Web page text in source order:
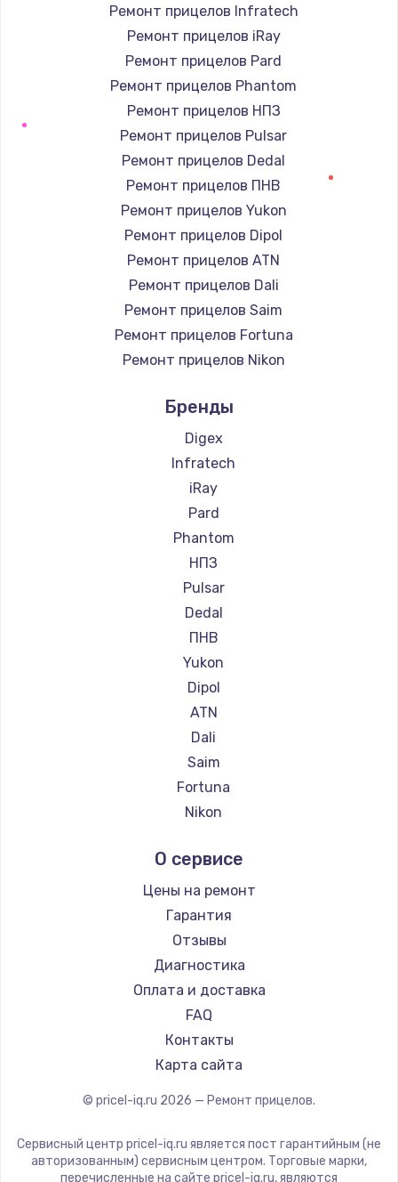
Ремонт прицелов Infratech
Ремонт прицелов iRay
Ремонт прицелов Pard
Ремонт прицелов Phantom
Ремонт прицелов НПЗ
Ремонт прицелов Pulsar
Ремонт прицелов Dedal
Ремонт прицелов ПНВ
Ремонт прицелов Yukon
Ремонт прицелов Dipol
Ремонт прицелов ATN
Ремонт прицелов Dali
Ремонт прицелов Saim
Ремонт прицелов Fortuna
Ремонт прицелов Nikon
Ремонт прицелов Artelv
Ремонт прицелов Hakko
Ремонт прицелов HALES
Ремонт прицелов Leica
Ремонт прицелов Vector Optics
Ремонт прицелов Carl Zeiss
Ремонт прицелов Zeiss
Ремонт прицелов AGM Global Vision
Ремонт прицелов Pilad
Ремонт прицелов Arkon
Ремонт прицелов ANYSMART
Ремонт прицелов FLIR
Ремонт прицелов Venox
Ремонт прицелов Holosun
Ремонт прицелов MAKdot
Ремонт прицелов Hikmicro
Ремонт прицелов IWT
Ремонт прицелов NNPO
Ремонт прицелов Taigan
Ремонт прицелов Thermal Scope
Ремонт прицелов ConoTech
Ремонт прицелов Легат
Ремонт прицелов Athlon
Бренды
Digex
Infratech
iRay
Pard
Phantom
НПЗ
Pulsar
Dedal
ПНВ
Yukon
Dipol
ATN
Dali
Saim
Fortuna
Nikon
Artelv
Hakko
HALES
Leica
Vector Optics
Carl Zeiss
Zeiss
AGM Global Vision
Pilad
Venox
О сервисе
Цены на ремонт
Гарантия
Отзывы
Диагностика
Оплата и доставка
FAQ
Контакты
Карта сайта
© pricel-iq.ru 2026 — Ремонт прицелов.
Сервисный центр pricel-iq.ru является пост гарантийным (не
авторизованным) сервисным центром. Торговые марки,
перечисленные на сайте pricel-iq.ru, являются